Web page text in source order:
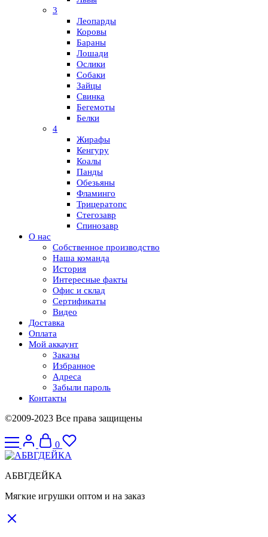
3
Леопарды
Коровы
Бараны
Лошади
Ослики
Собаки
Зайцы
Свинка
Бегемоты
Белки
4
Жирафы
Кенгуру
Коалы
Панды
Обезьяны
Фламинго
Трицератопс
Стегозавр
Спинозавр
О нас
Собственное производство
Наша команда
История
Интересные факты
Офис и склад
Сертификаты
Видео
Доставка
Оплата
Мой аккаунт
Заказы
Избранное
Адреса
Забыли пароль
Контакты
©2009-2023 Все права защищены
0
АБВГДЕЙКА
Мягкие игрушки оптом и на заказ